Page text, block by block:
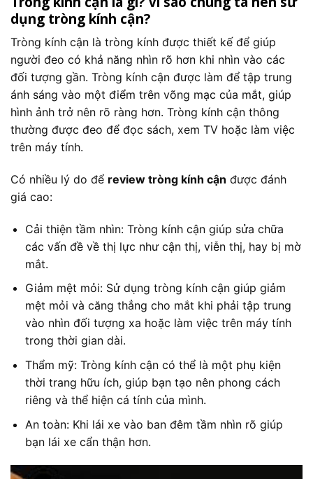
dụng tròng kính cận?
Tròng kính cận là tròng kính được thiết kế để giúp
người đeo có khả năng nhìn rõ hơn khi nhìn vào các
đối tượng gần. Tròng kính cận được làm để tập trung
ánh sáng vào một điểm trên võng mạc của mắt, giúp
hình ảnh trở nên rõ ràng hơn. Tròng kính cận thông
thường được đeo để đọc sách, xem TV hoặc làm việc
trên máy tính.
Có nhiều lý do để review tròng kính cận được đánh
giá cao:
Cải thiện tầm nhìn: Tròng kính cận giúp sửa chữa
các vấn đề về thị lực như cận thị, viễn thị, hay bị mờ
mắt.
Giảm mệt mỏi: Sử dụng tròng kính cận giúp giảm
mệt mỏi và căng thẳng cho mắt khi phải tập trung
vào nhìn đối tượng xa hoặc làm việc trên máy tính
trong thời gian dài.
Thẩm mỹ: Tròng kính cận có thể là một phụ kiện
thời trang hữu ích, giúp bạn tạo nên phong cách
riêng và thể hiện cá tính của mình.
An toàn: Khi lái xe vào ban đêm tầm nhìn rõ giúp
bạn lái xe cẩn thận hơn.